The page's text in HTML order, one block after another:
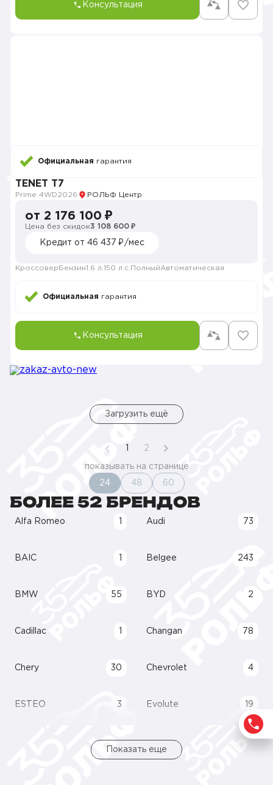
Консультация
Официальная гарантия
TENET T7
Prime 4WD2026 РОЛЬФ Центр
от 2 176 100 ₽
Цена без скидок3 108 600 ₽
Кредит от 46 437 ₽/мес
Кроссовер Бензин1.6 л. 150 л.с. ПолныйАвтоматическая
Официальная гарантия
Консультация
Загрузить ещё
2
показывать на странице
24 48 60
БОЛЕЕ 52 БРЕНДОВ
Alfa Romeo Audi 73
BAIC Belgee 243
BMW 55 BYD 2
Cadillac Changan 78
Chery 30 Chevrolet 4
ESTEO 3 Evolute 19
Показать еще